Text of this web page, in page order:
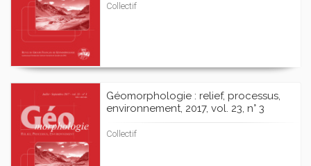
Collectif
Géomorphologie : relief, processus,
environnement, 2017, vol. 23, n° 3
Collectif